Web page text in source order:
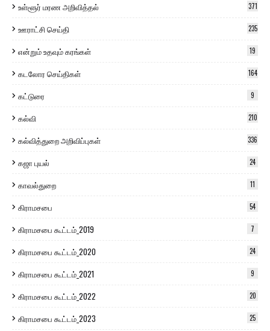
உள்ளூர் மரண அறிவித்தல் 371
ஊராட்சி செய்தி 235
என்றும் உதவும் கரங்கள் 19
கடலோர செய்திகள் 164
கட்டுரை 9
கல்வி 210
கல்வித்துறை அறிவிப்புகள் 336
கஜா புயல் 24
காவல்துறை 11
கிராமசபை 54
கிராமசபை கூட்டம்_2019 7
கிராமசபை கூட்டம்_2020 24
கிராமசபை கூட்டம்_2021 9
கிராமசபை கூட்டம்_2022 20
கிராமசபை கூட்டம்_2023 25